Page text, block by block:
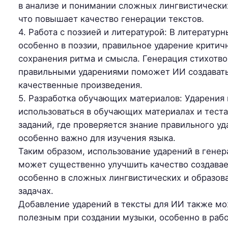
в анализе и понимании сложных
что повышает качество генерации текстов.
4. Работа с поэзией и литературой: В
особенно в поэзии, правильное ударение
сохранения ритма и смысла. Генерация
правильными ударениями поможет ИИ
качественные произведения.
5. Разработка обучающих материалов: Ударения
использоваться в обучающих материалах и
заданий, где проверяется знание правильного
особенно важно для изучения языка.
Таким образом, использование ударений в
может существенно улучшить качество
особенно в сложных лингвистических и
задачах.
Добавление ударений в тексты для ИИ также
полезным при создании музыки, особенно в